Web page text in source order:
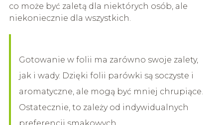
co może być zaletą dla niektórych osób, ale
niekoniecznie dla wszystkich.
Gotowanie w folii ma zarówno swoje zalety,
jak i wady. Dzięki folii parówki są soczyste i
aromatyczne, ale mogą być mniej chrupiące.
Ostatecznie, to zależy od indywidualnych